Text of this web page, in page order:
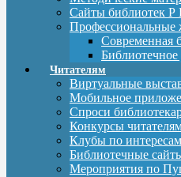
Сайты библиотек Р
Профессиональные
Современная
Библиотечное
Читателям
Виртуальные
Мобильное
Спроси
Конкурсы
Клубы по интересам
Библиотечные
Мероприятия по